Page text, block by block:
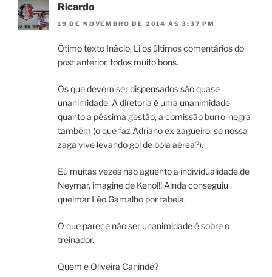
Ricardo
19 DE NOVEMBRO DE 2014 ÀS 3:37 PM
Ótimo texto Inácio. Li os últimos comentários do
post anterior, todos muito bons.
Os que devem ser dispensados são quase
unanimidade. A diretoria é uma unanimidade
quanto a péssima gestão, a comissão burro-negra
também (o que faz Adriano ex-zagueiro, se nossa
zaga vive levando gol de bola aérea?).
Eu muitas vezes não aguento a individualidade de
Neymar, imagine de Keno!!! Ainda conseguiu
queimar Léo Gamalho por tabela.
O que parece não ser unanimidade é sobre o
treinador.
Quem é Oliveira Canindé?